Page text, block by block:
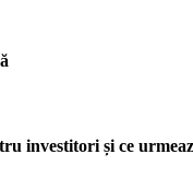
investitori și ce